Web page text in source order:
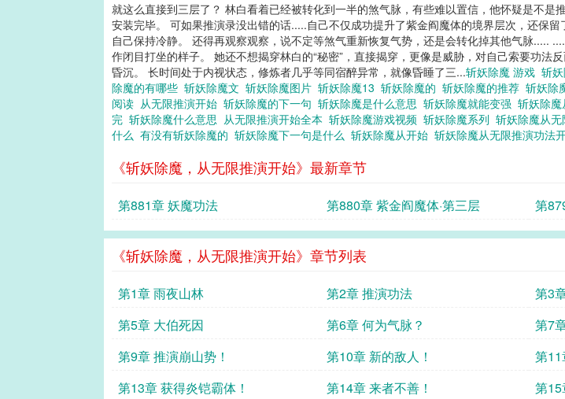
就这么直接到三层了？ 林白看着已经被转化到一半的煞气脉，有些难以置信，他怀疑是不
安装完毕。 可如果推演录没出错的话.....自己不仅成功提升了紫金阎魔体的境界层次，还保
自己保持冷静。 还得再观察观察，说不定等煞气重新恢复气势，还是会转化掉其他气脉.....
作闭目打坐的样子。 她还不想揭穿林白的“秘密”，直接揭穿，更像是威胁，对自己索要功法
昏沉。 长时间处于内视状态，修炼者几乎等同宿醉异常，就像昏睡了三...斩妖除魔 游戏 斩
除魔的有哪些 斩妖除魔文 斩妖除魔图片 斩妖除魔13 斩妖除魔的 斩妖除魔的推荐 斩妖除
阅读 从无限推演开始 斩妖除魔的下一句 斩妖除魔是什么意思 斩妖除魔就能变强 斩妖除
完 斩妖除魔什么意思 从无限推演开始全本 斩妖除魔游戏视频 斩妖除魔系列 斩妖除魔从
什么 有没有斩妖除魔的 斩妖除魔下一句是什么 斩妖除魔从开始 斩妖除魔从无限推演功法
《斩妖除魔，从无限推演开始》最新章节
第881章 妖魔功法 第880章 紫金阎魔体·第三层 第
《斩妖除魔，从无限推演开始》章节列表
第1章 雨夜山林 第2章 推演功法 第3
第5章 大伯死因
第6章 何为气脉？ 第7
第9章 推演崩山势！
第10章 新的敌人！ 第11
第13章 获得炎铠霸体！
第14章 来者不善！ 第15